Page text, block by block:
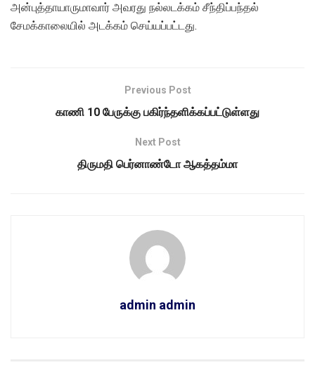
அன்புத்தாயாருமாவார் அவரது நல்லடக்கம் சீந்திப்பந்தல்
சேமக்காலையில் அடக்கம் செய்யப்பட்டது.
Previous Post
காணி 10 பேருக்கு பகிர்ந்தளிக்கப்பட்டுள்ளது
Next Post
திருமதி பெர்னாண்டோ ஆகத்தம்மா
admin admin